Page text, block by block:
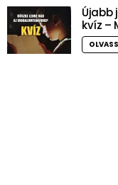
Újabb
kvíz –